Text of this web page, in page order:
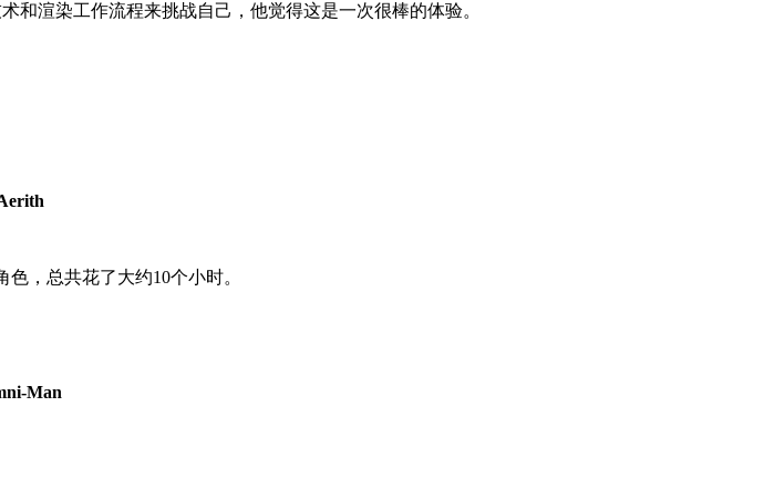
和渲染工作流程来挑战自己，他觉得这是一次很棒的体验。
，总共花了大约10个小时。
Man